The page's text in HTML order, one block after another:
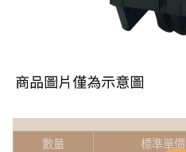
數量 標準單價